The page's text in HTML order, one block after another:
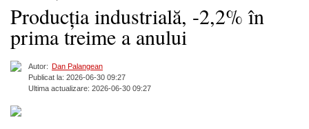
Producția industrială, -2,2% în
prima treime a anului
Autor: Dan Palangean
Publicat la: 2026-06-30 09:27
Ultima actualizare: 2026-06-30 09:27